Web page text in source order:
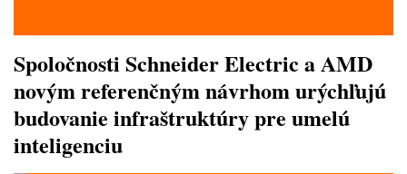
Spoločnosti Schneider Electric a AMD
novým referenčným návrhom urýchľujú
budovanie infraštruktúry pre umelú
inteligenciu